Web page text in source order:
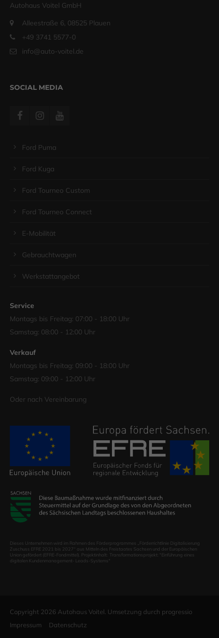
Autohaus Voitel GmbH
Alleestraße 6, 08525 Plauen
+49 3741 5577-0
info@auto-voitel.de
SOCIAL MEDIA
Ford Puma
Ford Kuga
Ford Tourneo Custom
Ford Tourneo Connect
E-Mobilität
Gebrauchtwagen
Werkstattangebot
Service
Montags bis Freitag: 07:00 - 18:00 Uhr
Samstag: 08:00 - 12:00 Uhr
Verkauf
Montags bis Freitag: 09:00 - 18:00 Uhr
Samstag: 09:00 - 12:00 Uhr
Oder nach Vereinbarung
Dieses Unternehmen wird im Rahmen des Förderprogrammes „Förderrichtlinie Digitalisierung
Zuschuss EFRE 2021 bis 2027“ aus Mitteln des Freistaates Sachsen und der Europäischen
Union gefördert (EFRE-Fondmittel). Projektinhalt: Transformationsprojekt: "Einführung eines
digitalen Kundenmanagement- Leads-Systems"
Copyright 2026 Autohaus Voitel. Umsetzung durch progressio
Impressum
Datenschutz